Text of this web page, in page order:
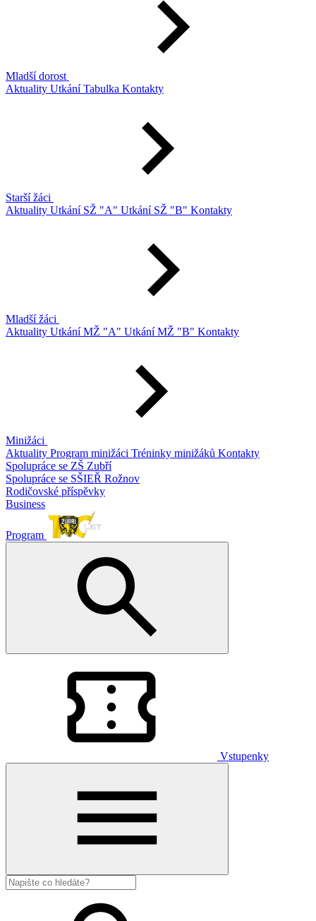
Mladší dorost
Aktuality UtkáníTabulka Kontakty
Starší žáci
Aktuality Utkání SŽ "A" Utkání SŽ "B" Kontakty
Mladší žáci
Aktuality Utkání MŽ "A" Utkání MŽ "B" Kontakty
Minižáci
Aktuality Program minižáci Tréninky minižáků Kontakty
Spolupráce se ZŠ Zubří
Spolupráce se SŠIEŘ Rožnov
Rodičovské příspěvky
Business
Program
Vstupenky